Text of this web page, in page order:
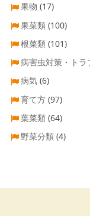
果物 (17)
果菜類 (100)
根菜類 (101)
病害虫対策・トラ
病気 (6)
育て方 (97)
葉菜類 (64)
野菜分類 (4)